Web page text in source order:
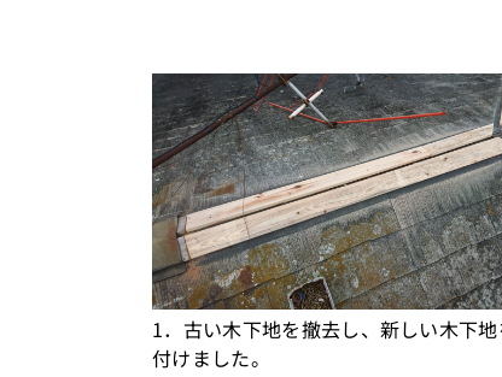
1．古い木下地を撤去し、新しい木下地
付けました。